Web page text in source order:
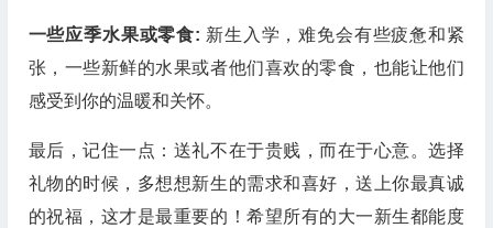
一些应季水果或零食: 新生入学，难免会有些疲惫和紧
张，一些新鲜的水果或者他们喜欢的零食，也能让他们
感受到你的温暖和关怀。
最后，记住一点：送礼不在于贵贱，而在于心意。选择
礼物的时候，多想想新生的需求和喜好，送上你最真诚
的祝福，这才是最重要的！希望所有的大一新生都能度